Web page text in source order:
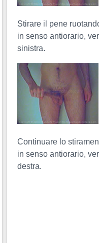
Stirare il pene
in senso antiorario,
sinistra.
Continuare lo
in senso antiorario,
destra.